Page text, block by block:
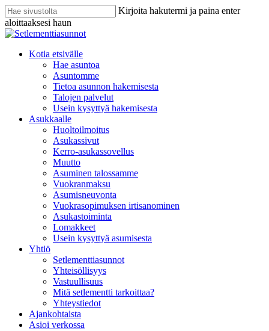
Skip
to
main
Kirjoita hakutermi ja paina enter
aloittaaksesi haun
Sulje
search
Menu
Kotia etsivälle
Hae asuntoa
Asuntomme
Tietoa asunnon hakemisesta
Talojen palvelut
Usein kysyttyä hakemisesta
Asukkaalle
Huoltoilmoitus
Asukassivut
Kerro-asukassovellus
Muutto
Asuminen talossamme
Vuokranmaksu
Asumisneuvonta
Vuokrasopimuksen irtisanominen
Asukastoiminta
Lomakkeet
Usein kysyttyä asumisesta
Yhtiö
Setlementtiasunnot
Yhteisöllisyys
Vastuullisuus
Mitä setlementti tarkoittaa?
Yhteystiedot
Ajankohtaista
Asioi verkossa